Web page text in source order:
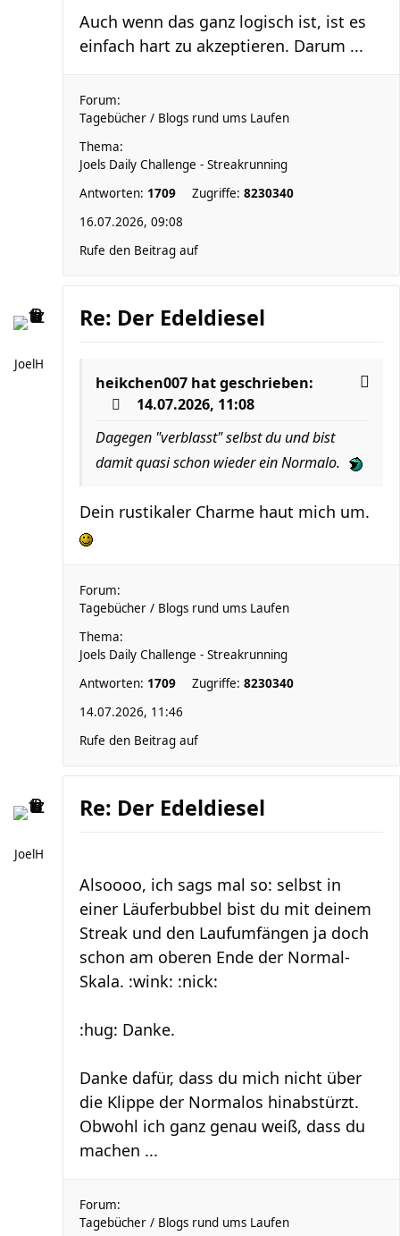
Auch wenn das ganz logisch ist, ist es
einfach hart zu akzeptieren. Darum ...
Forum:
Tagebücher / Blogs rund ums Laufen
Thema:
Joels Daily Challenge - Streakrunning
Antworten: 1709 Zugriffe: 8230340
16.07.2026, 09:08
Rufe den Beitrag auf
JoelH
Re: Der Edeldiesel
heikchen007 hat geschrieben:
14.07.2026, 11:08
Dagegen "verblasst" selbst du und bist
damit quasi schon wieder ein Normalo.
Dein rustikaler Charme haut mich um.
Forum:
Tagebücher / Blogs rund ums Laufen
Thema:
Joels Daily Challenge - Streakrunning
Antworten: 1709 Zugriffe: 8230340
14.07.2026, 11:46
Rufe den Beitrag auf
JoelH
Re: Der Edeldiesel
Alsoooo, ich sags mal so: selbst in
einer Läuferbubbel bist du mit deinem
Streak und den Laufumfängen ja doch
schon am oberen Ende der Normal-
Skala. :wink: :nick:
:hug: Danke.
Danke dafür, dass du mich nicht über
die Klippe der Normalos hinabstürzt.
Obwohl ich ganz genau weiß, dass du
machen ...
Forum:
Tagebücher / Blogs rund ums Laufen